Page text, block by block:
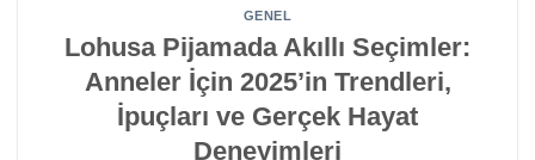
GENEL
Lohusa Pijamada Akıllı Seçimler:
Anneler İçin 2025’in Trendleri,
İpuçları ve Gerçek Hayat
Deneyimleri